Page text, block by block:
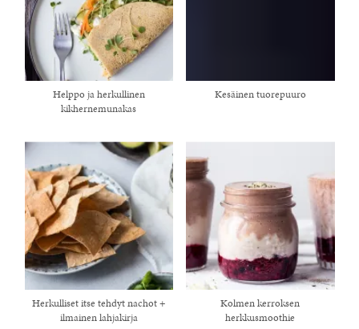
Helppo ja herkullinen
kikhernemunakas
Kesäinen tuorepuuro
Herkulliset itse tehdyt nachot +
ilmainen lahjakirja
Kolmen kerroksen
herkkusmoothie